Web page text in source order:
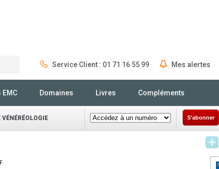
Service Client : 01 71 16 55 99 Mes alertes
Domaines Livres Compléments
S'abonner